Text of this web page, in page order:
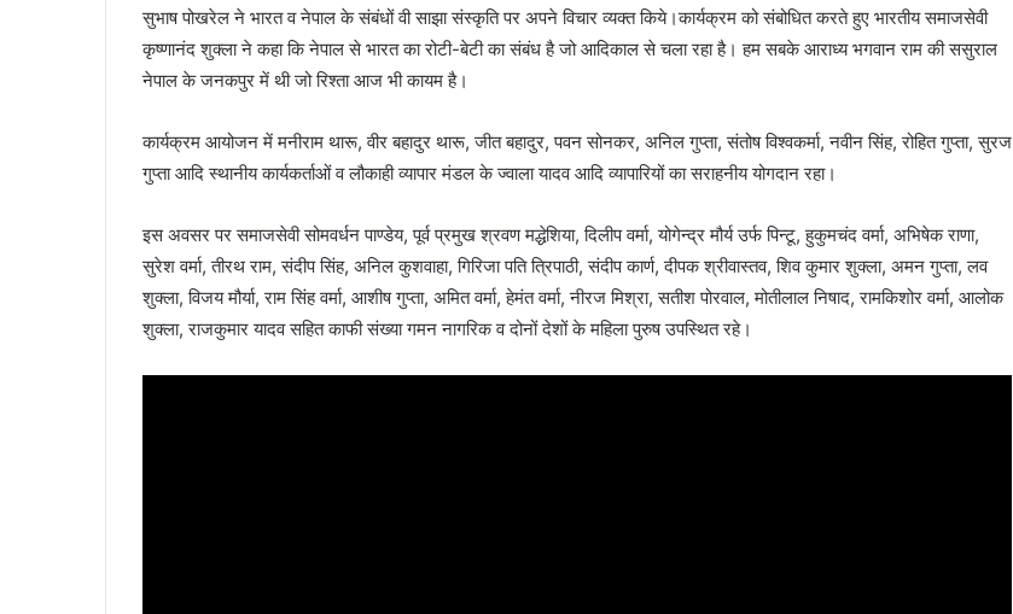
सुभाष पोखरेल ने भारत व नेपाल के संबंधों वी साझा संस्कृति पर अपने विचार व्यक्त किये।कार्यक्रम को संबोधित करते हुए भारतीय समाजसेवी
कृष्णानंद शुक्ला ने कहा कि नेपाल से भारत का रोटी-बेटी का संबंध है जो आदिकाल से चला रहा है। हम सबके आराध्य भगवान राम की ससुराल
नेपाल के जनकपुर में थी जो रिश्ता आज भी कायम है।
कार्यक्रम आयोजन में मनीराम थारू, वीर बहादुर थारू, जीत बहादुर, पवन सोनकर, अनिल गुप्ता, संतोष विश्वकर्मा, नवीन सिंह, रोहित गुप्ता, सुरज
गुप्ता आदि स्थानीय कार्यकर्ताओं व लौकाही व्यापार मंडल के ज्वाला यादव आदि व्यापारियों का सराहनीय योगदान रहा।
इस अवसर पर समाजसेवी सोमवर्धन पाण्डेय, पूर्व प्रमुख श्रवण मद्धेशिया, दिलीप वर्मा, योगेन्द्र मौर्य उर्फ पिन्टू, हुकुमचंद वर्मा, अभिषेक राणा,
सुरेश वर्मा, तीरथ राम, संदीप सिंह, अनिल कुशवाहा, गिरिजा पति त्रिपाठी, संदीप कार्ण, दीपक श्रीवास्तव, शिव कुमार शुक्ला, अमन गुप्ता, लव
शुक्ला, विजय मौर्या, राम सिंह वर्मा, आशीष गुप्ता, अमित वर्मा, हेमंत वर्मा, नीरज मिश्रा, सतीश पोरवाल, मोतीलाल निषाद, रामकिशोर वर्मा, आलोक
शुक्ला, राजकुमार यादव सहित काफी संख्या गमन नागरिक व दोनों देशों के महिला पुरुष उपस्थित रहे।